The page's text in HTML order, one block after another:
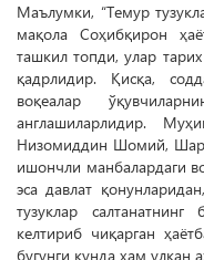
Маълумки, “Темур
мақола Соҳибқирон
ташкил топди, улар
қадрлидир. Қисқа,
воқеалар
англашиларлидир.
Низомиддин Шомий,
ишончли манбалардаги
эса давлат
тузуклар
келтириб чиқарган
бугунги кунда ҳам улкан